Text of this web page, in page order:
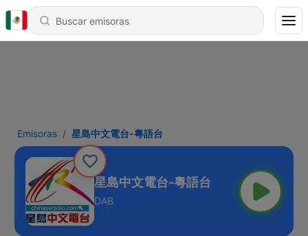
Emisoras 星島中文電台-粵語台
星島中文電台-粵語台
DAB